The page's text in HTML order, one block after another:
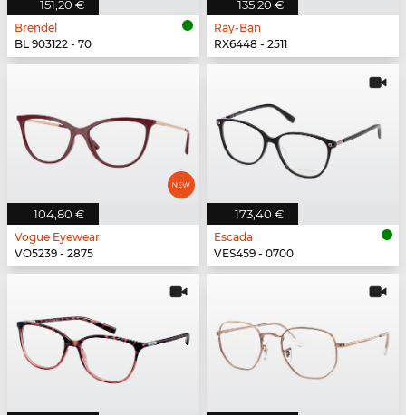
151,20 €
Brendel
BL 903122 - 70
135,20 €
Ray-Ban
RX6448 - 2511
104,80 €
Vogue Eyewear
VO5239 - 2875
173,40 €
Escada
VES459 - 0700